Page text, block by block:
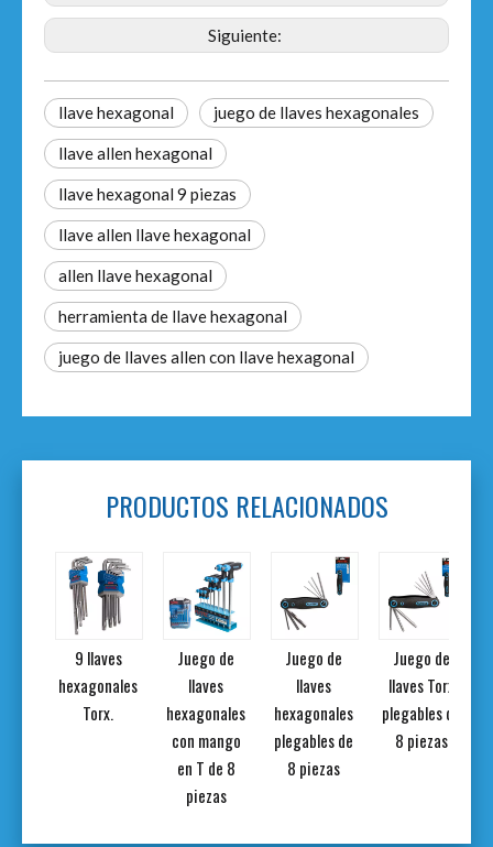
Siguiente:
llave hexagonal juego de llaves hexagonales
llave allen hexagonal
llave hexagonal 9 piezas
llave allen llave hexagonal
allen llave hexagonal
herramienta de llave hexagonal
juego de llaves allen con llave hexagonal
PRODUCTOS RELACIONADOS
9 llaves
hexagonales
Torx.
Juego de
llaves
hexagonales
con mango
en T de 8
piezas
Juego de
llaves
hexagonales
plegables de
8 piezas
Juego de
llaves Torx
plegables de
8 piezas